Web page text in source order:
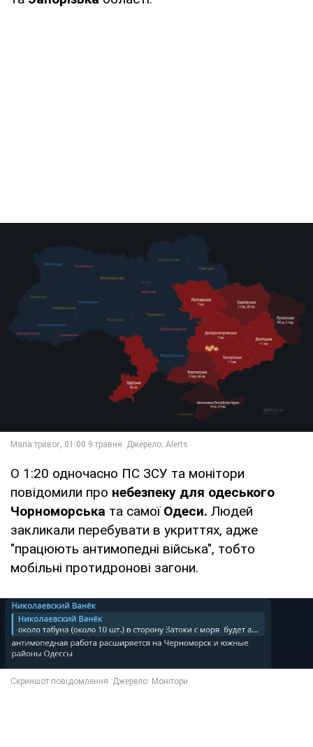
О 1:20 одночасно ПС ЗСУ та монітори
повідомили про небезпеку для одеського
Чорноморська та самої Одеси. Людей
закликали перебувати в укриттях, адже
"працюють антимопедні війська", тобто
мобільні протидронові загони.